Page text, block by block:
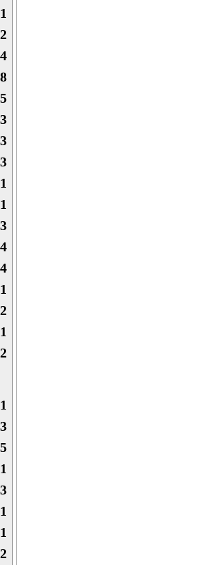
1
2
4
8
5
3
3
1
1
4
4
1
1
2
1
3
5
1
3
1
1